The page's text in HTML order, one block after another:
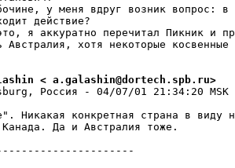
у меня вдруг возник вопрос: в
действие?
я аккуратно перечитал Пикник и
Австpалия, хотя некоторые косвенные
< a.galashin@dortech.spb.ru>
Россия - 04/07/01 21:34:20 MSK
Hикакая конкpетная страна в виду
Да и Австpалия тоже.